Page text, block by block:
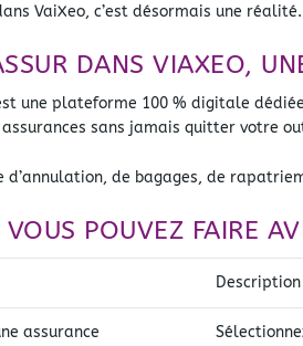
VaiXeo, c’est désormais une réalité.
DANS VIAXEO,
une plateforme 100 % digitale
sans jamais quitter votre
d’annulation, de bagages, de
VOUS POUVEZ FAIRE
Description
assurance